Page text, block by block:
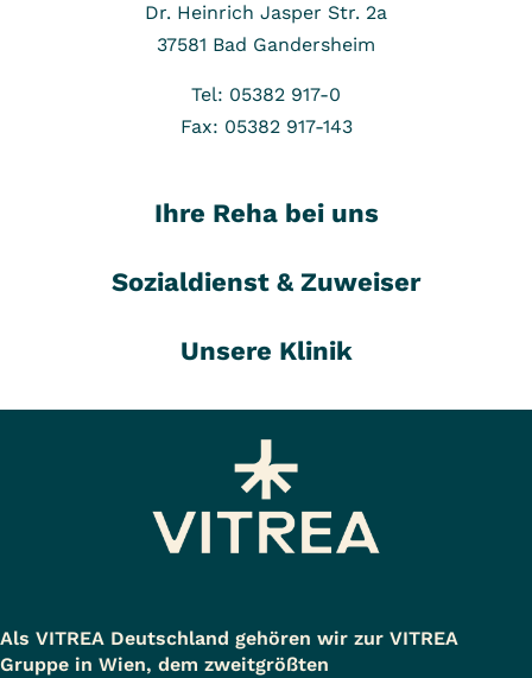
Dr. Heinrich Jasper Str. 2a
37581 Bad Gandersheim
Tel: 05382 917-0
Fax: 05382 917-143
Ihre Reha bei uns
Sozialdienst & Zuweiser
Unsere Klinik
Als VITREA Deutschland gehören wir zur VITREA
Gruppe in Wien, dem zweitgrößten